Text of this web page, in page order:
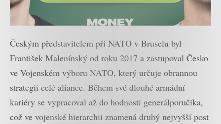
Českým představitelem při NATO v Bruselu byl
František Malenínský od roku 2017 a zastupoval Česko
ve Vojenském výboru NATO, který určuje obrannou
strategii celé aliance. Během své dlouhé armádní
kariéry se vypracoval až do hodnosti generálporučíka,
což ve vojenské hierarchii znamená druhý nejvyšší post